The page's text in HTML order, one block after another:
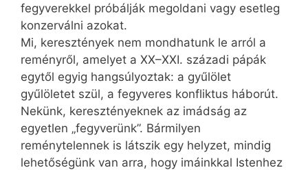
fegyverekkel próbálják megoldani vagy esetleg
konzerválni azokat.
Mi, keresztények nem mondhatunk le arról a
reményről, amelyet a XX–XXI. századi pápák
egytől egyig hangsúlyoztak: a gyűlölet
gyűlöletet szül, a fegyveres konfliktus háborút.
Nekünk, keresztényeknek az imádság az
egyetlen „fegyverünk”. Bármilyen
reménytelennek is látszik egy helyzet, mindig
lehetőségünk van arra, hogy imáinkkal Istenhez